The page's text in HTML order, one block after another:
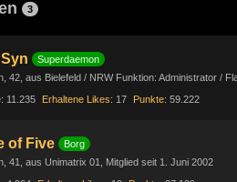
3
Superdaemon
42 aus Bielefeld / NRW Funktion: Administrator /
11.235 Erhaltene Likes 17 Punkte 59.222
of Five
Borg
41 aus Unimatrix 01
Mitglied seit 1. Juni 2002